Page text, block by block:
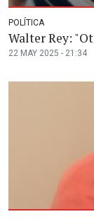
POLÍTICA
Walter Rey:
22 MAY 2025 - 21:34